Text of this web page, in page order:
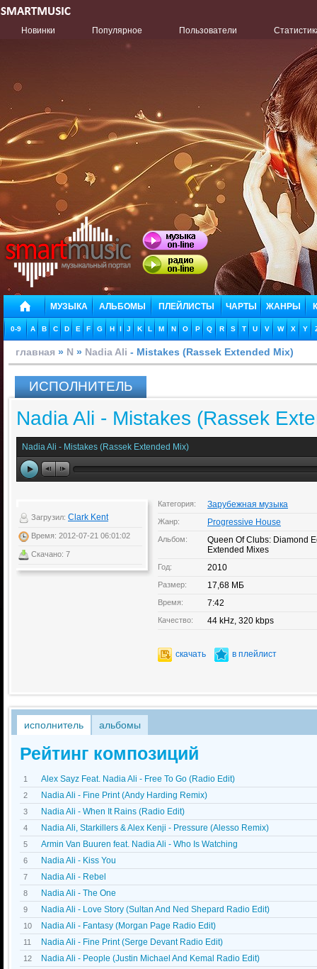
Новинки Популярное Пользователи
МУЗЫКА АЛЬБОМЫ ПЛЕЙЛИСТЫ ЧАРТЫ ЖАНРЫ
0-9 A B C D E F G H I J K L M N O P Q R S T U V W X Y
главная » N » Nadia Ali - Mistakes (Rassek Extended Mix)
ИСПОЛНИТЕЛЬ
Nadia Ali - Mistakes (Rassek
Nadia Ali - Mistakes (Rassek Extended Mix)
Загрузил: Clark Kent
Время: 2012-07-21 06:01:02
Скачано: 7
Категория: Зарубежная музыка
Жанр: Progressive House
Альбом:
Queen Of Clubs: Diamond
Extended Mixes
Год: 2010
Размер: 17,68 МБ
Время: 7:42
Качество: 44 kHz, 320 kbps
скачать в плейлист
исполнитель альбомы
Рейтинг композиций
1 Alex Sayz Feat. Nadia Ali - Free To Go (Radio Edit)
2 Nadia Ali - Fine Print (Andy Harding Remix)
3 Nadia Ali - When It Rains (Radio Edit)
4 Nadia Ali, Starkillers & Alex Kenji - Pressure (Alesso Remix)
5 Armin Van Buuren feat. Nadia Ali - Who Is Watching
6 Nadia Ali - Kiss You
7 Nadia Ali - Rebel
8 Nadia Ali - The One
9 Nadia Ali - Love Story (Sultan And Ned Shepard Radio Edit)
10 Nadia Ali - Fantasy (Morgan Page Radio Edit)
11 Nadia Ali - Fine Print (Serge Devant Radio Edit)
12 Nadia Ali - People (Justin Michael And Kemal Radio Edit)